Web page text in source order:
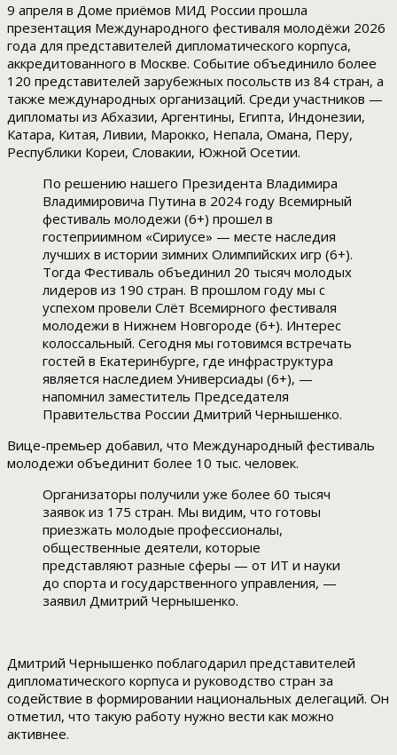
9 апреля в Доме приёмов МИД России прошла
презентация Международного фестиваля молодёжи 2026
года для представителей дипломатического корпуса,
аккредитованного в Москве. Событие объединило более
120 представителей зарубежных посольств из 84 стран, а
также международных организаций. Среди участников —
дипломаты из Абхазии, Аргентины, Египта, Индонезии,
Катара, Китая, Ливии, Марокко, Непала, Омана, Перу,
Республики Кореи, Словакии, Южной Осетии.
По решению нашего Президента Владимира
Владимировича Путина в 2024 году Всемирный
фестиваль молодежи (6+) прошел в
гостеприимном «Сириусе» — месте наследия
лучших в истории зимних Олимпийских игр (6+).
Тогда Фестиваль объединил 20 тысяч молодых
лидеров из 190 стран. В прошлом году мы с
успехом провели Слёт Всемирного фестиваля
молодежи в Нижнем Новгороде (6+). Интерес
колоссальный. Сегодня мы готовимся встречать
гостей в Екатеринбурге, где инфраструктура
является наследием Универсиады (6+), —
напомнил заместитель Председателя
Правительства России Дмитрий Чернышенко.
Вице-премьер добавил, что Международный фестиваль
молодежи объединит более 10 тыс. человек.
Организаторы получили уже более 60 тысяч
заявок из 175 стран. Мы видим, что готовы
приезжать молодые профессионалы,
общественные деятели, которые
представляют разные сферы — от ИТ и науки
до спорта и государственного управления, —
заявил Дмитрий Чернышенко.
Дмитрий Чернышенко поблагодарил представителей
дипломатического корпуса и руководство стран за
содействие в формировании национальных делегаций. Он
отметил, что такую работу нужно вести как можно
активнее.